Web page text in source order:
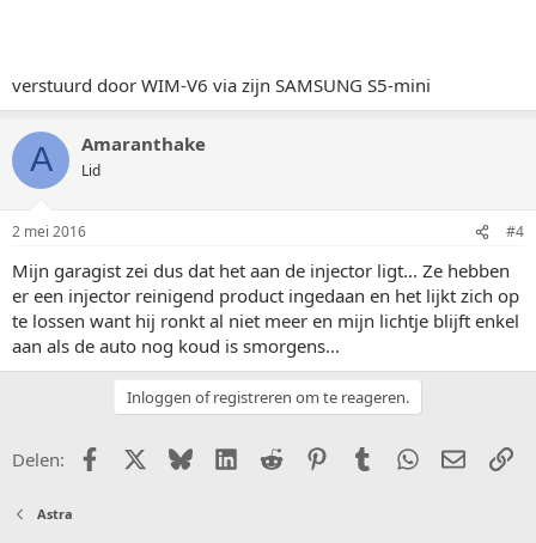
verstuurd door WIM-V6 via zijn SAMSUNG S5-mini
A Amaranthake
Lid
2 mei 2016 #4
Mijn garagist zei dus dat het aan de injector ligt... Ze hebben
er een injector reinigend product ingedaan en het lijkt zich op
te lossen want hij ronkt al niet meer en mijn lichtje blijft enkel
aan als de auto nog koud is smorgens...
Inloggen of registreren om te reageren.
Delen: FacebookX (Twitter)
BlueskyLinkedIn
Reddit PinterestTumblr WhatsApp
E-mail
Astra